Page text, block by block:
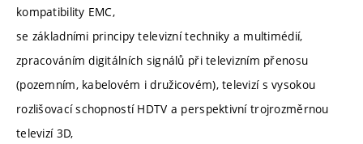
kompatibility EMC,
se základními principy televizní techniky a multimédií,
zpracováním digitálních signálů při televizním přenosu
(pozemním, kabelovém i družicovém), televizí s vysokou
rozlišovací schopností HDTV a perspektivní trojrozměrnou
televizí 3D,